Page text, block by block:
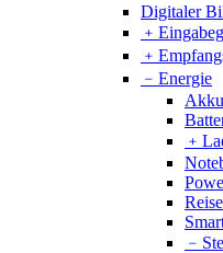
Digitaler
﹢
﹢
﹣ Energie
﹢
﹣